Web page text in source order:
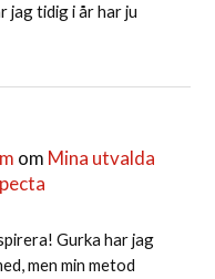
jag tidig i år har ju
om Mina utvalda
Gurka har jag
men min metod